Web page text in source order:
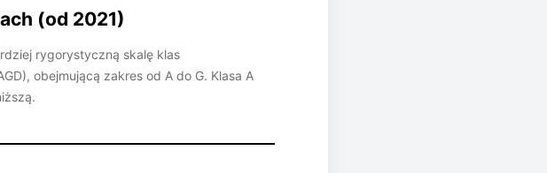
(od 2021)
rygorystyczną skalę klas
obejmującą zakres od A do G. Klasa A